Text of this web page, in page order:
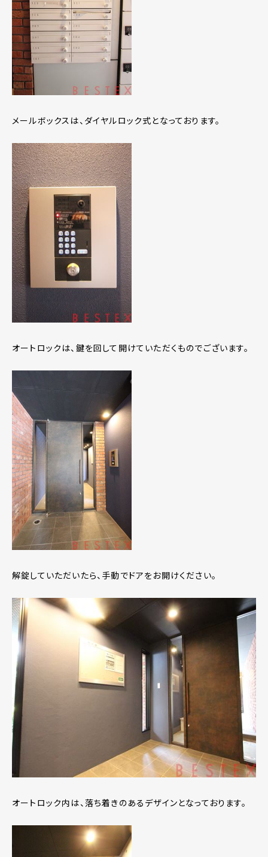
メールボックスは、ダイヤルロック式となっております。
オートロックは、鍵を回して開けていただくものでございます。
解錠していただいたら、手動でドアをお開けください。
オートロック内は、落ち着きのあるデザインとなっております。